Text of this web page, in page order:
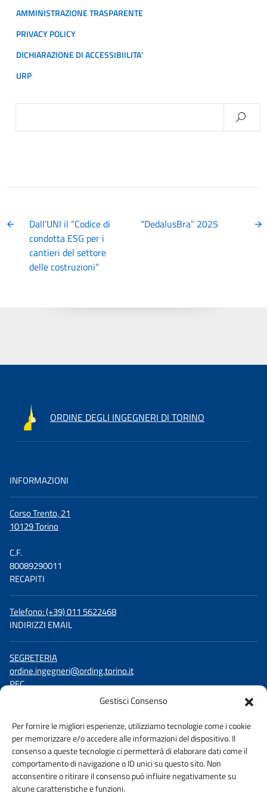
Gestisci Consenso
Per fornire le migliori esperienze, utilizziamo tecnologie come i cookie
per memorizzare e/o accedere alle informazioni del dispositivo. Il
consenso a queste tecnologie ci permetterà di elaborare dati come il
comportamento di navigazione o ID unici su questo sito. Non
acconsentire o ritirare il consenso può influire negativamente su
alcune caratteristiche e funzioni.
AMMINISTRAZIONE TRASPARENTE
PRIVACY POLICY
DICHIARAZIONE DI ACCESSIBIILITA’
URP
Dall’UNI il “Codice di
condotta ESG per i
cantieri del settore
delle costruzioni“
“DedalusBra” 2025
ORDINE DEGLI INGEGNERI DI TORINO
INFORMAZIONI
Corso Trento, 21
10129 Torino
C.F.
80089290011
RECAPITI
Telefono: (+39) 011 5622468
INDIRIZZI EMAIL
SEGRETERIA
ordine.ingegneri@ording.torino.it
PEC
ordine.torino@ingpec.eu
Facebook
LinkedIn
YouTube